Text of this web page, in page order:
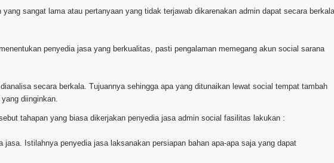
sangat lama atau pertanyaan yang tidak terjawab dikarenakan admin dapat secara berkala
penyedia jasa yang berkualitas, pasti pengalaman memegang akun social sarana
secara berkala. Tujuannya sehingga apa yang ditunaikan lewat social tempat tambah
diinginkan.
tahapan yang biasa dikerjakan penyedia jasa admin social fasilitas lakukan :
jasa. Istilahnya penyedia jasa laksanakan persiapan bahan apa-apa saja yang dapat